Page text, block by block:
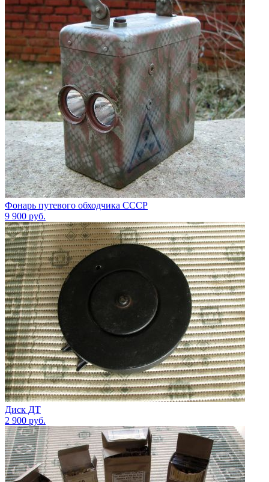
Фонарь путевого обходчика СССР
9 900 руб.
Диск ДТ
2 900 руб.